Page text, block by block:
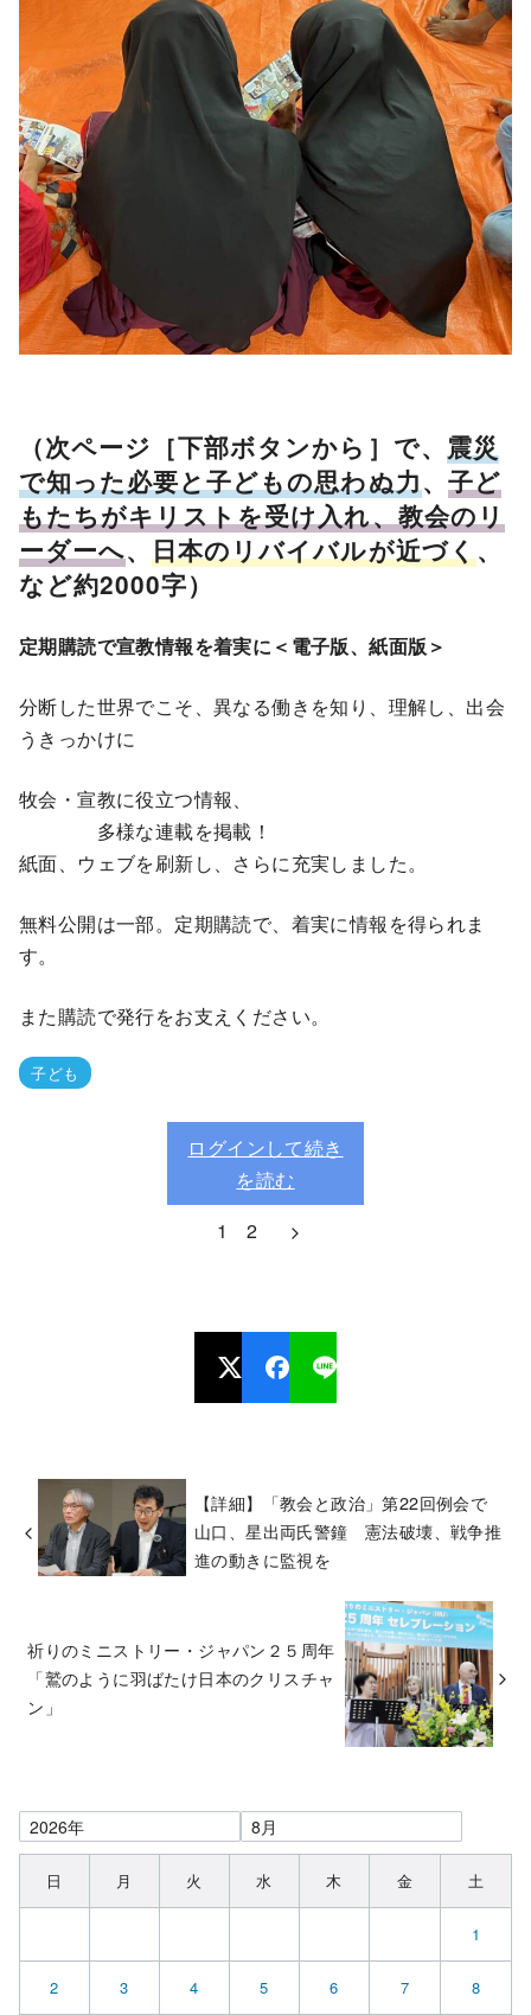
（次ページ［下部ボタンから］で、 震災
で知った必要と子どもの思わぬ力、 子ど
もたちがキリストを受け入れ、教会のリ
ーダーへ、 日本のリバイバルが近づく 、
など約2000字）
定期購読で宣教情報を着実に＜電子版、紙面版＞
分断した世界でこそ、異なる働きを知り、理解し、出会
うきっかけに
牧会・宣教に役立つ情報、
多様な連載を掲載！
紙面、ウェブを刷新し、さらに充実しました。
無料公開は一部。定期購読で、着実に情報を得られま
す。
また購読で発行をお支えください。
子ども
ログインして続き
を読む
1
2
【詳細】「教会と政治」第22回例会で
山口、星出両氏警鐘 憲法破壊、戦争推
進の動きに監視を
祈りのミニストリー・ジャパン２５周年
「鷲のように羽ばたけ日本のクリスチャ
ン」
日 月 火 水 木 金 土
1
2 3 4 5 6 7 8